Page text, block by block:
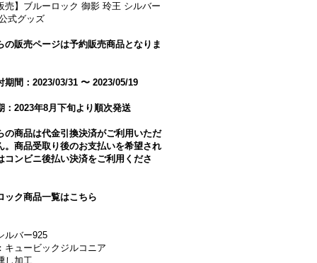
売】ブルーロック 御影 玲王 シルバー
式グッズ
販売ページは予約販売商品となりま
期間：2023/03/31 〜 2023/05/19
：2023年8月下旬より順次発送
商品は代金引換決済がご利用いただ
。商品受取り後のお支払いを希望され
コンビニ後払い決済をご利用くださ
ック商品一覧はこちら
ルバー925
キュービックジルコニア
し加工